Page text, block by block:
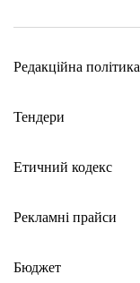
Редакційна політика
Тендери
Етичний кодекс
Рекламні прайси
Бюджет